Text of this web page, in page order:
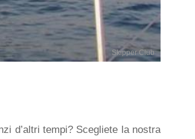
Skipper Club
d’altri tempi? Scegliete la nostra